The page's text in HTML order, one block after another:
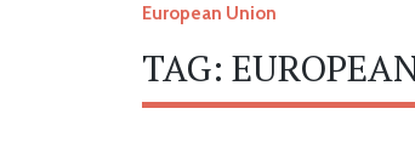
European Union
TAG: